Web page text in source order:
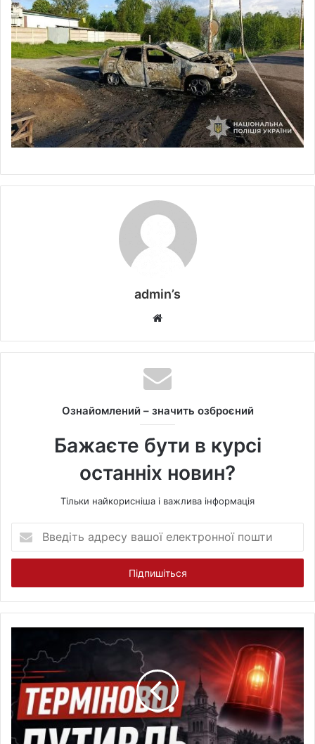
admin’s
b
s
i
e
Ознайомлений – значить озброєний
Бажаєте бути в курсі
останніх новин?
Тільки найкорисніша і важлива інформація
е
і
т
р
е
у
в
а